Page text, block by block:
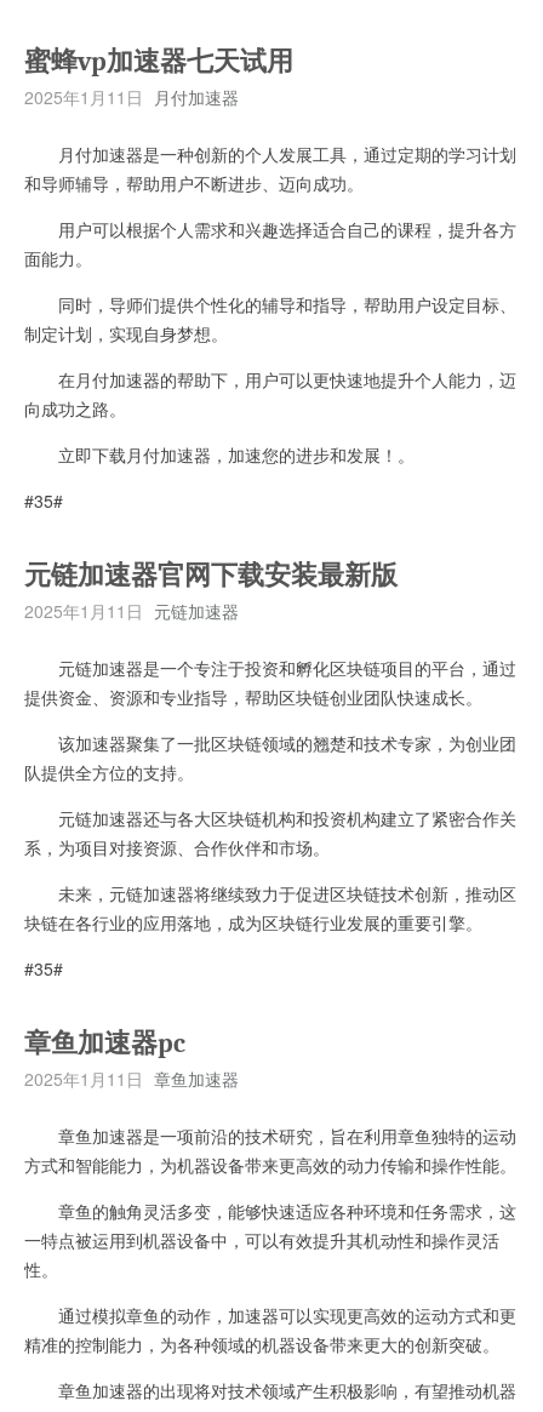
蜜蜂vp加速器七天试用
2025年1月11日 月付加速器
月付加速器是一种创新的个人发展工具，通过定期的学习计划
和导师辅导，帮助用户不断进步、迈向成功。
用户可以根据个人需求和兴趣选择适合自己的课程，提升各方
面能力。
同时，导师们提供个性化的辅导和指导，帮助用户设定目标、
制定计划，实现自身梦想。
在月付加速器的帮助下，用户可以更快速地提升个人能力，迈
向成功之路。
立即下载月付加速器，加速您的进步和发展！。
#35#
元链加速器官网下载安装最新版
2025年1月11日 元链加速器
元链加速器是一个专注于投资和孵化区块链项目的平台，通过
提供资金、资源和专业指导，帮助区块链创业团队快速成长。
该加速器聚集了一批区块链领域的翘楚和技术专家，为创业团
队提供全方位的支持。
元链加速器还与各大区块链机构和投资机构建立了紧密合作关
系，为项目对接资源、合作伙伴和市场。
未来，元链加速器将继续致力于促进区块链技术创新，推动区
块链在各行业的应用落地，成为区块链行业发展的重要引擎。
#35#
章鱼加速器pc
2025年1月11日 章鱼加速器
章鱼加速器是一项前沿的技术研究，旨在利用章鱼独特的运动
方式和智能能力，为机器设备带来更高效的动力传输和操作性能。
章鱼的触角灵活多变，能够快速适应各种环境和任务需求，这
一特点被运用到机器设备中，可以有效提升其机动性和操作灵活
性。
通过模拟章鱼的动作，加速器可以实现更高效的运动方式和更
精准的控制能力，为各种领域的机器设备带来更大的创新突破。
章鱼加速器的出现将对技术领域产生积极影响，有望推动机器